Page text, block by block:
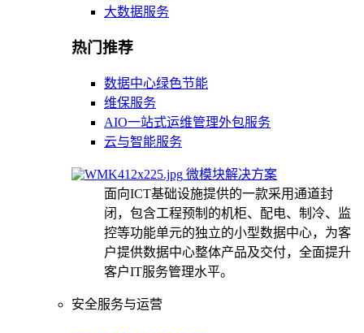
大数据服务
热门推荐
数据中心绿色节能
维保服务
AIO一站式运维管理外包服务
云与智能服务
微模块解决方案
面向ICT基础设施提供的一款采用通道封
闭，包含工程预制的机柜、配电、制冷、监
控等功能单元的独立的小型数据中心，为客
户提供数据中心整体产品及交付，全面提升
客户IT服务管理水平。
安全服务与运营